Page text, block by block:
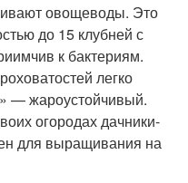
овощеводы. Это
до 15 клубней с
к бактериям.
легко
— жароустойчивый.
огородах дачники-
для выращивания на